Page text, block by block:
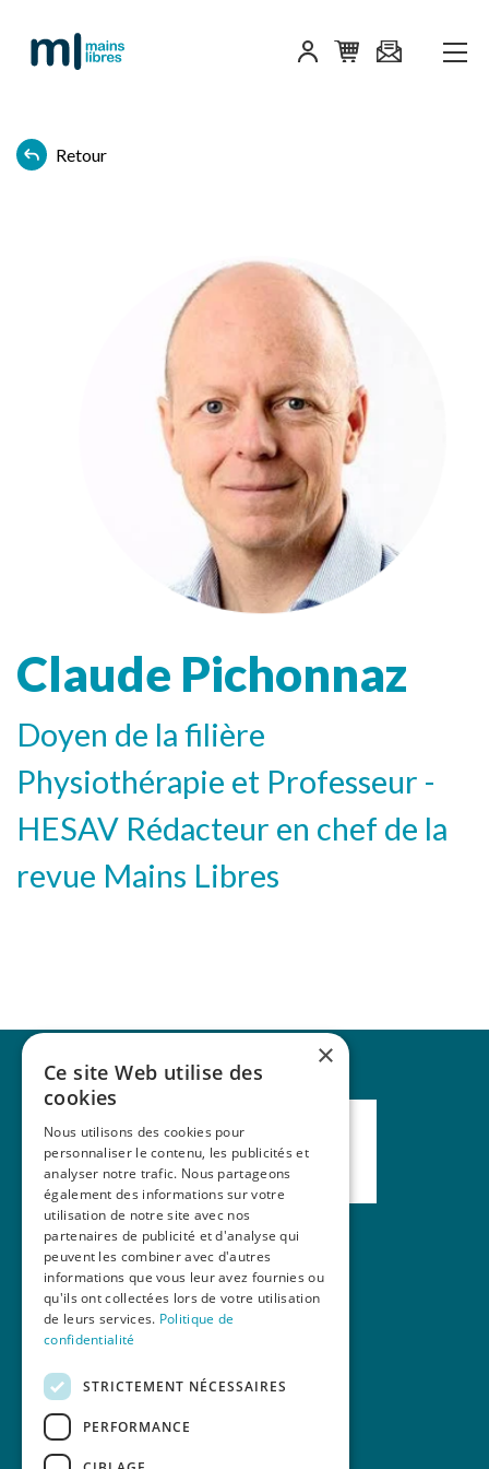
Retour
Claude Pichonnaz
Doyen de la filière
Physiothérapie et Professeur -
HESAV Rédacteur en chef de la
revue Mains Libres
Nos formations
La revue Mains Libres
×
Ce site Web utilise des
cookies
Nous utilisons des cookies pour
personnaliser le contenu, les publicités et
analyser notre trafic. Nous partageons
également des informations sur votre
utilisation de notre site avec nos
partenaires de publicité et d'analyse qui
peuvent les combiner avec d'autres
informations que vous leur avez fournies ou
qu'ils ont collectées lors de votre utilisation
de leurs services. Politique de
confidentialité
STRICTEMENT NÉCESSAIRES
PERFORMANCE